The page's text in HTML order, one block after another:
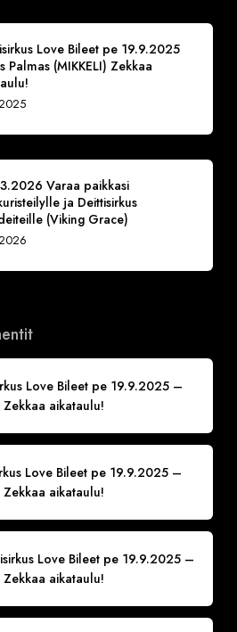
Love Bileet pe 19.9.2025
Palmas (MIKKELI) Zekkaa
Varaa paikkasi
ja Deittisirkus
(Viking Grace)
Love Bileet pe 19.9.2025 –
Zekkaa aikataulu!
Love Bileet pe 19.9.2025 –
Zekkaa aikataulu!
Love Bileet pe 19.9.2025 –
Zekkaa aikataulu!